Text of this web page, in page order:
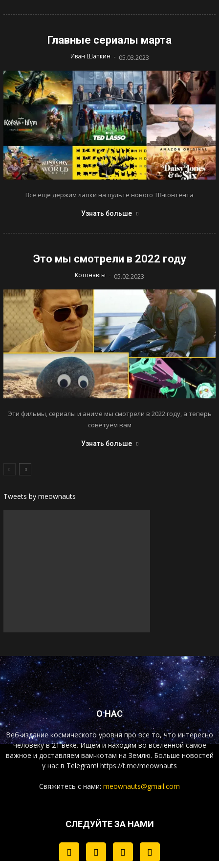
Главные сериалы марта
Иван Шапкин - 05.03.2023
Все еще держим лапки на пульте нового ТВ-контента
Узнать больше
Это мы смотрели в 2022 году
Котонавты - 05.02.2023
Эти фильмы, сериалы и аниме мы смотрели в 2022 году, а теперь
советуем вам
Узнать больше
Tweets by meownauts
О НАС
Веб-издание космического уровня про все то, что интересно
человеку в 21 веке. Ищем и находим во вселенной самое
важное и доставляем вам-котам на Землю. Больше новостей
у нас в Telegram! https://t.me/meownauts
Свяжитесь с нами: meownauts@gmail.com
СЛЕДУЙТЕ ЗА НАМИ